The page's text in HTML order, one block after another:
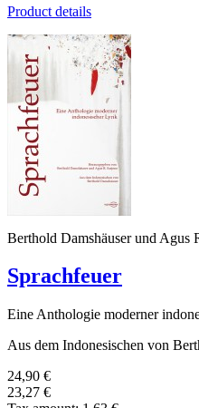
Product details
Berthold Damshäuser und Agus
Sprachfeuer
Eine Anthologie moderner
Aus dem Indonesischen von
24,90 €
23,27 €